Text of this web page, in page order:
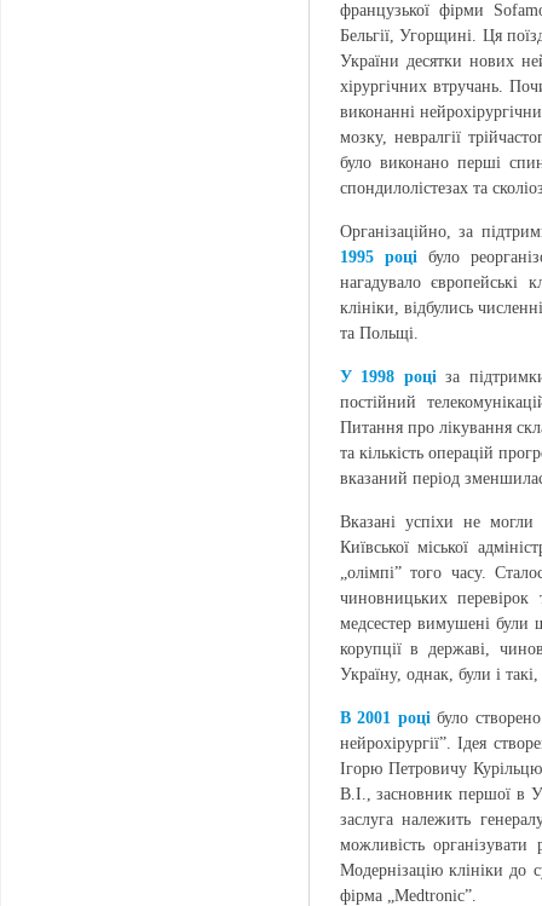
французької фірми
Бельгії, Угорщині. Ця
України десятки нових
хірургічних втручань.
виконанні
мозку, невралгії
було виконано перші
спондилолістезах та
Організаційно, за
1995 роцібуло
нагадувало
клініки, відбулись
та Польщі.
У 1998 роціза
постійний
Питання про лікування
та кількість операцій
вказаний період
Вказані успіхи не могли
Київської міської
„олімпі” того часу.
чиновницьких перевірок
медсестер вимушені були
корупції в державі,
Україну, однак, були і
В 2001 роцібуло
нейрохірургії”. Ідея
Ігорю Петровичу
В.І., засновник першої в
заслуга належить
можливість
Модернізацію клініки до
фірма „Medtronic”.